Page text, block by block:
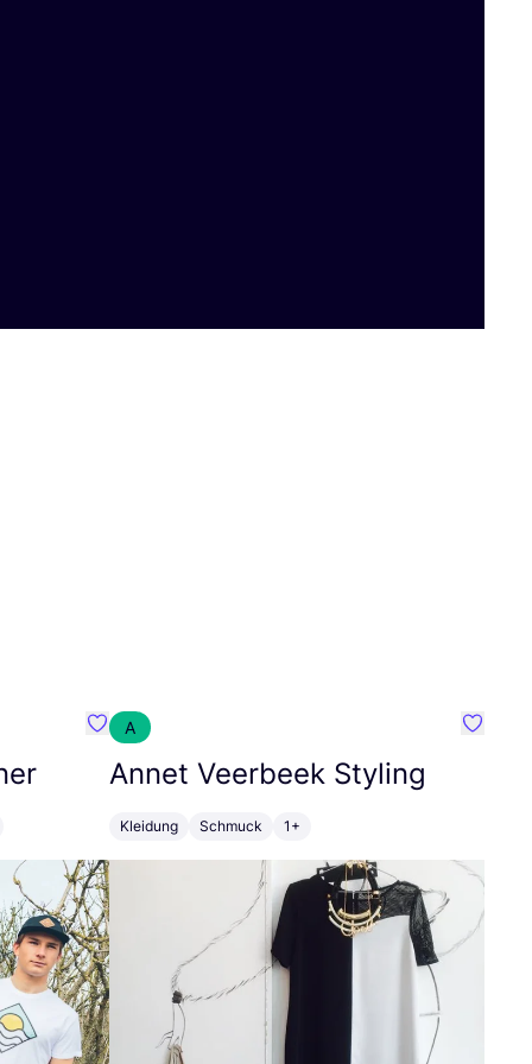
Favorit SEC Surf Every Corner
A
Annet Veerbeek Styling
Kleidung Schmuck 1+
Favorit